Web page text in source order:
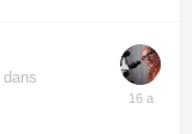
dans